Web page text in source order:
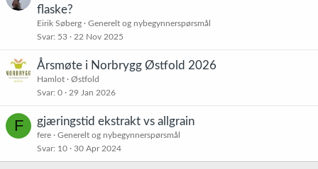
flaske?
Eirik Søberg
Generelt og nybegynnerspørsmål
Svar 53 22 Nov 2025
Årsmøte i Norbrygg Østfold 2026
Hamlot
Østfold
Svar 0 29 Jan 2026
F gjæringstid ekstrakt vs allgrain
fere
Generelt og nybegynnerspørsmål
Svar 10 30 Apr 2024